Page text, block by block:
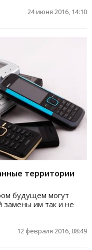
24 июня 2016, 14:10
территории
будущем могут
им так и не
12 февраля 2016, 08:49